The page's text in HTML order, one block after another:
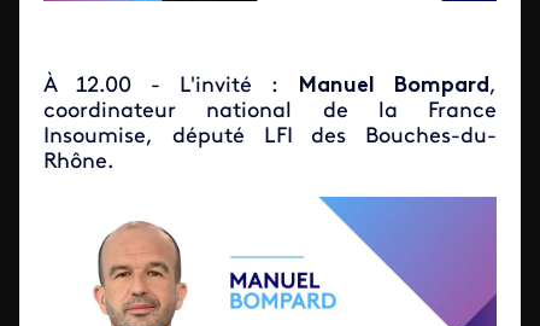
À 12.00 - L'invité : Manuel Bompard,
coordinateur national de la France
Insoumise, député LFI des Bouches-du-
Rhône.